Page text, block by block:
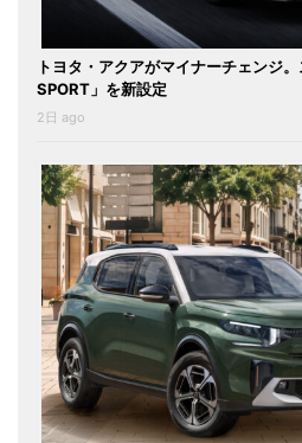
トヨタ・アクアがマイナーチェンジ
SPORT」を新設定
2日 ago